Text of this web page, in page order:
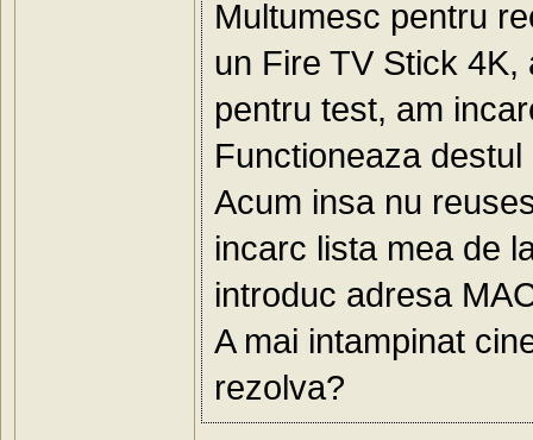
Multumesc pentru
un Fire TV Stick
pentru test, am
Functioneaza destul
Acum insa nu
incarc lista mea de
introduc adresa
A mai intampinat
rezolva?